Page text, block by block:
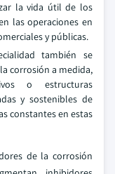
la vida útil de los
las operaciones en
y públicas.
también se
corrosión a medida,
o estructuras
y sostenibles de
constantes en estas
de la corrosión